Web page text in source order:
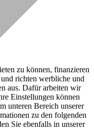
zu können, finanzieren
richten werbliche und
aus. Dafür arbeiten wir
Einstellungen können
unteren Bereich unserer
zu den folgenden
Sie ebenfalls in unserer